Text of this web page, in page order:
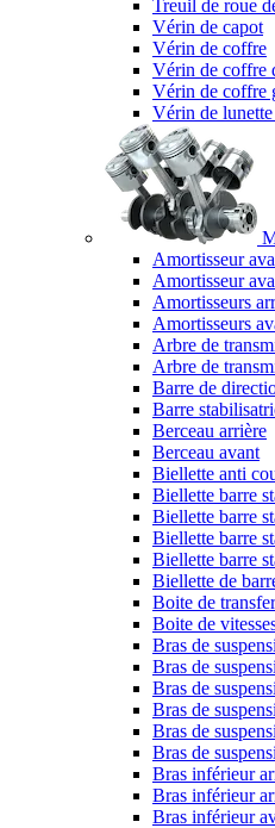
Treuil de roue
Vérin de capot
Vérin de coffre
Vérin de coffre
Vérin de coffre
Vérin de
Amortisseur
Amortisseur
Amortisseurs
Amortisseurs
Arbre de
Arbre de
Barre de
Barre
Berceau arrière
Berceau avant
Biellette anti
Biellette barre
Biellette barre
Biellette barre
Biellette barre
Biellette de
Boite de
Boite de
Bras de
Bras de
Bras de
Bras de
Bras de
Bras de
Bras inférieur
Bras inférieur
Bras inférieur